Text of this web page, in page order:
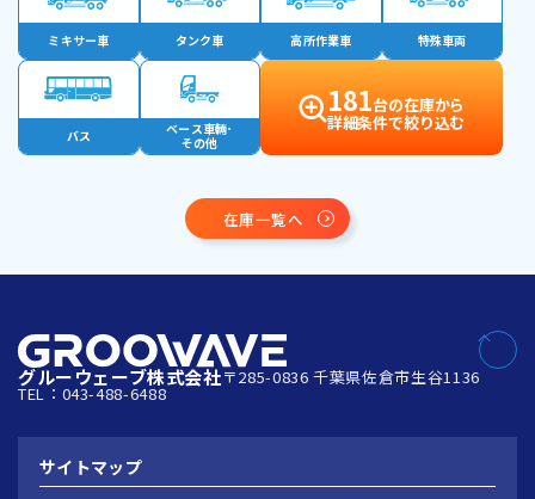
ミキサー車 タンク車 高所作業車 特殊車両
バス
ベース車輛･
その他
181台の在庫から
詳細条件で絞り込む
在庫一覧へ
グルーウェーブ株式会社〒285-0836 千葉県佐倉市生谷1136
TEL：043-488-6488
サイトマップ